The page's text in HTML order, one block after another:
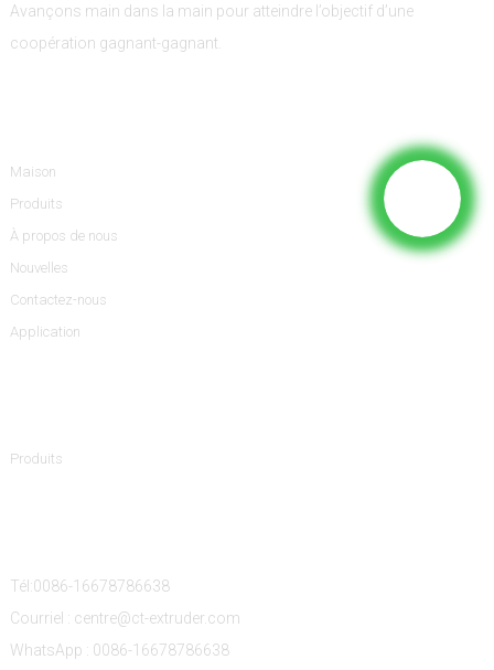
Avançons main dans la main pour atteindre l’objectif d’une
coopération gagnant-gagnant.
Maison
Produits
À propos de nous
Nouvelles
Contactez-nous
Application
Produits
Tél:0086-16678786638
Courriel : centre@ct-extruder.com
WhatsApp : 0086-16678786638